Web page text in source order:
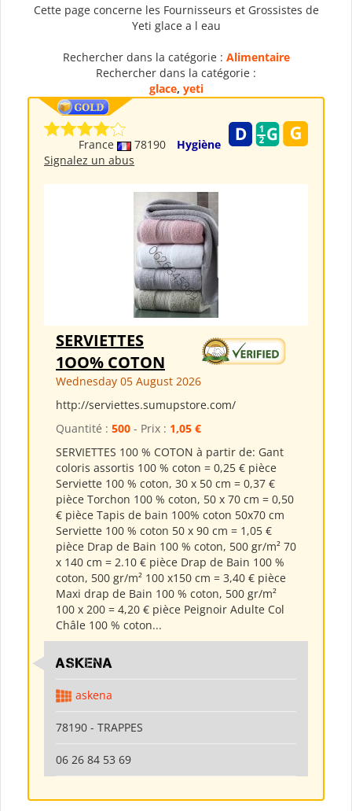
Cette page concerne les Fournisseurs et Grossistes de
Yeti glace a l eau
Rechercher dans la catégorie : Alimentaire
Rechercher dans la catégorie :
glace, yeti
France 78190
Hygiène
Signalez un abus
SERVIETTES
1OO% COTON
Wednesday 05 August 2026
http://serviettes.sumupstore.com/
Quantité : 500 - Prix : 1,05 €
SERVIETTES 100 % COTON à partir de: Gant
coloris assortis 100 % coton = 0,25 € pièce
Serviette 100 % coton, 30 x 50 cm = 0,37 €
pièce Torchon 100 % coton, 50 x 70 cm = 0,50
€ pièce Tapis de bain 100% coton 50x70 cm
Serviette 100 % coton 50 x 90 cm = 1,05 €
pièce Drap de Bain 100 % coton, 500 gr/m² 70
x 140 cm = 2.10 € pièce Drap de Bain 100 %
coton, 500 gr/m² 100 x150 cm = 3,40 € pièce
Maxi drap de Bain 100 % coton, 500 gr/m²
100 x 200 = 4,20 € pièce Peignoir Adulte Col
Châle 100 % coton...
ASKENA
askena
78190 - TRAPPES
06 26 84 53 69